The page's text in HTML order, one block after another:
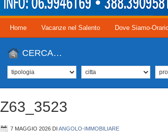
Home Vacanze nel Salento Dove Siamo-
CERCA…
Z63_3523
7 MAGGIO 2026 DI ANGOLO-IMMOBILIARE